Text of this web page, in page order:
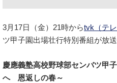
3月17日（金）21時からtvk（テ
ツ甲子園出場壮行特別番組が放送
慶應義塾高校野球部センバツ甲
へ 恩返しの春～